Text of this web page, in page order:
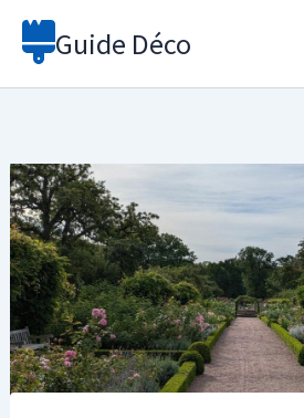
Aller
Guide Déco